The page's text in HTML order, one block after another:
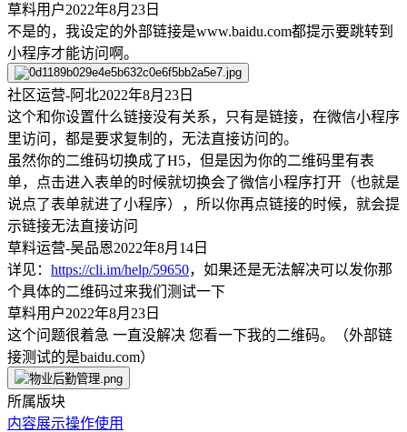
草料用户2022年8月23日
不是的，我设定的外部链接是www.baidu.com都提示要跳转到
小程序才能访问啊。
社区运营-阿北2022年8月23日
这个和你设置什么链接没有关系，只有是链接，在微信小程序
里访问，都是要求复制的，无法直接访问的。
虽然你的二维码切换成了H5，但是因为你的二维码里有表
单，点击进入表单的时候就切换会了微信小程序打开（也就是
说点了表单就进了小程序），所以你再点链接的时候，就会提
示链接无法直接访问
草料运营-吴品恩2022年8月14日
详见： https://cli.im/help/59650，如果还是无法解决可以发你那
个具体的二维码过来我们测试一下
草料用户2022年8月23日
这个问题很着急 一直没解决 您看一下我的二维码。（外部链
接测试的是baidu.com）
所属版块
内容展示操作使用